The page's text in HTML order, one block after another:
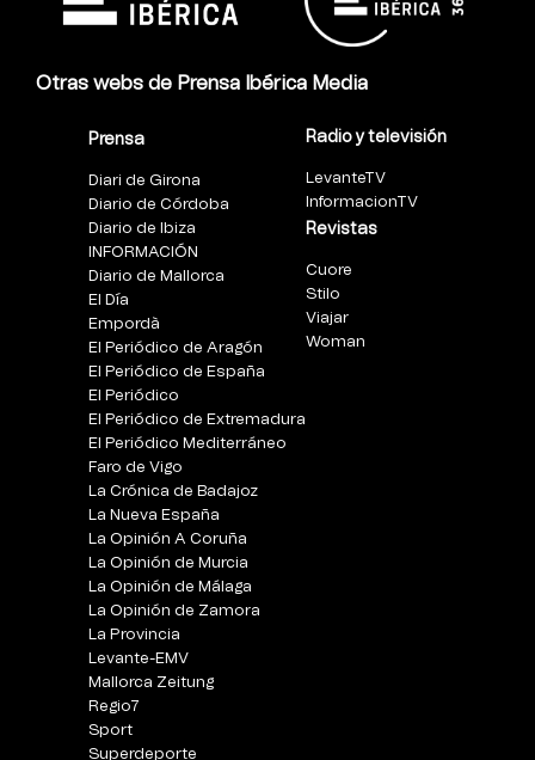
Otras webs de Prensa Ibérica Media
Prensa
Diari de Girona
Diario de Córdoba
Diario de Ibiza
INFORMACIÓN
Diario de Mallorca
El Día
Empordà
El Periódico de Aragón
El Periódico de España
El Periódico
El Periódico de Extremadura
El Periódico Mediterráneo
Faro de Vigo
La Crónica de Badajoz
La Nueva España
La Opinión A Coruña
La Opinión de Murcia
La Opinión de Málaga
La Opinión de Zamora
La Provincia
Levante-EMV
Mallorca Zeitung
Regio7
Sport
Superdeporte
Radio y televisión
LevanteTV
InformacionTV
Revistas
Cuore
Stilo
Viajar
Woman